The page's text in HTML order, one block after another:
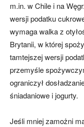
m.in. w Chile i na
wersji podatku
wymaga walka z
Brytanii, w której
tamtejszej wersji
przemyśle
ograniczył
śniadaniowe i jogurty.
Jeśli mniej zamożni